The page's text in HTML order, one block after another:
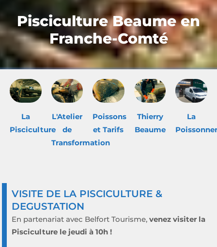
Pisciculture Beaume en
Franche-Comté
La
Pisciculture
L'Atelier
de
Transformation
Poissons
et Tarifs
Thierry
Beaume
La
VISITE DE LA PISCICULTURE &
DEGUSTATION
En partenariat avec Belfort Tourisme,venez visiter la
Pisciculture le jeudi à 10h !